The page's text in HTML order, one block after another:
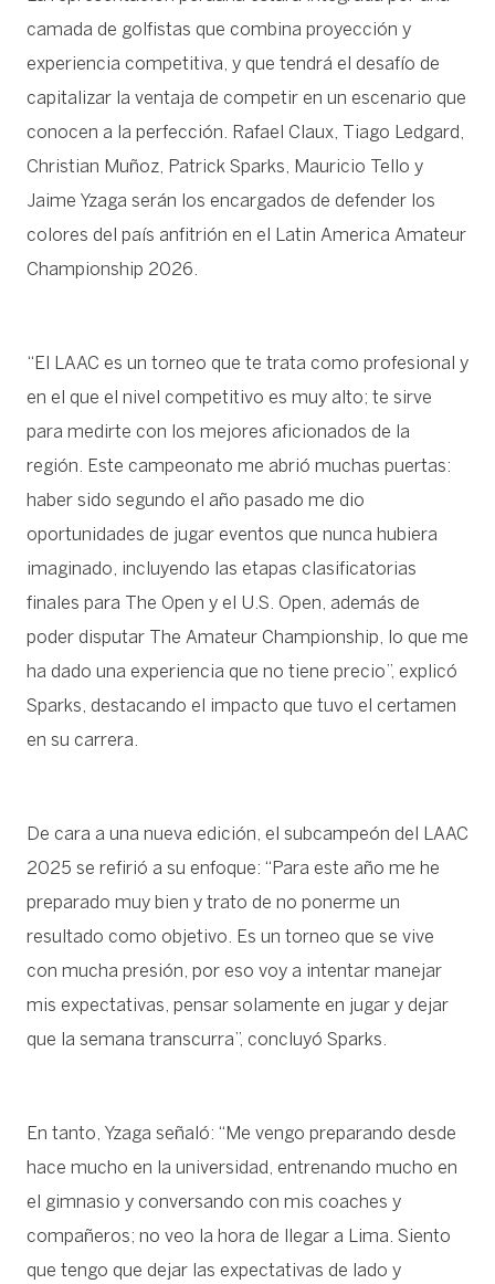
camada de golfistas que combina proyección y
experiencia competitiva, y que tendrá el desafío de
capitalizar la ventaja de competir en un escenario que
conocen a la perfección. Rafael Claux, Tiago Ledgard,
Christian Muñoz, Patrick Sparks, Mauricio Tello y
Jaime Yzaga serán los encargados de defender los
colores del país anfitrión en el Latin America Amateur
Championship 2026.
“El LAAC es un torneo que te trata como profesional y
en el que el nivel competitivo es muy alto; te sirve
para medirte con los mejores aficionados de la
región. Este campeonato me abrió muchas puertas:
haber sido segundo el año pasado me dio
oportunidades de jugar eventos que nunca hubiera
imaginado, incluyendo las etapas clasificatorias
finales para The Open y el U.S. Open, además de
poder disputar The Amateur Championship, lo que me
ha dado una experiencia que no tiene precio”, explicó
Sparks, destacando el impacto que tuvo el certamen
en su carrera.
De cara a una nueva edición, el subcampeón del LAAC
2025 se refirió a su enfoque: “Para este año me he
preparado muy bien y trato de no ponerme un
resultado como objetivo. Es un torneo que se vive
con mucha presión, por eso voy a intentar manejar
mis expectativas, pensar solamente en jugar y dejar
que la semana transcurra”, concluyó Sparks.
En tanto, Yzaga señaló: “Me vengo preparando desde
hace mucho en la universidad, entrenando mucho en
el gimnasio y conversando con mis coaches y
compañeros; no veo la hora de llegar a Lima. Siento
que tengo que dejar las expectativas de lado y